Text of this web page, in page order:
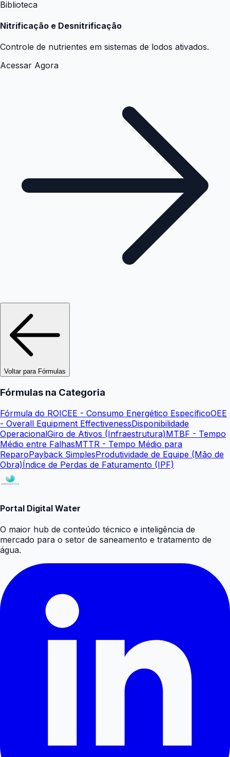
Biblioteca
Nitrificação e Desnitrificação
Controle de nutrientes em sistemas de lodos ativados.
Acessar Agora
Voltar para Fórmulas
Fórmulas na Categoria
Fórmula do ROICEE - Consumo Energético EspecíficoOEE
- Overall Equipment EffectivenessDisponibilidade
OperacionalGiro de Ativos (Infraestrutura)MTBF - Tempo
Médio entre FalhasMTTR - Tempo Médio para
ReparoPayback SimplesProdutividade de Equipe (Mão de
Obra)Índice de Perdas de Faturamento (IPF)
Portal Digital Water
O maior hub de conteúdo técnico e inteligência de
mercado para o setor de saneamento e tratamento de
água.